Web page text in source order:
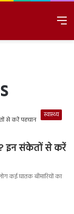
स्वास्थ्य
इन संकेतों से करें
कई घातक बीमारियों का